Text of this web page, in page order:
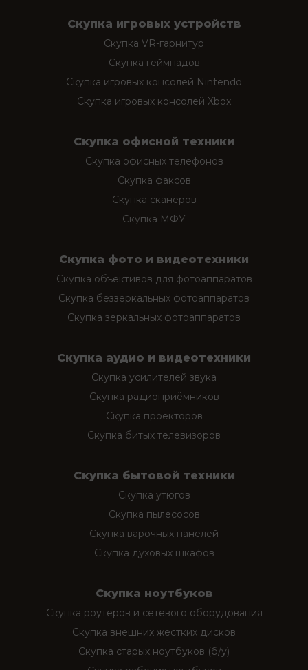
Скупка игровых устройств
Скупка VR-гарнитур
Скупка геймпадов
Скупка игровых консолей Nintendo
Скупка игровых консолей Xbox
Скупка офисной техники
Скупка офисных телефонов
Скупка факсов
Скупка сканеров
Скупка МФУ
Скупка фото и видеотехники
Скупка объективов для фотоаппаратов
Скупка беззеркальных фотоаппаратов
Скупка зеркальных фотоаппаратов
Скупка аудио и видеотехники
Скупка усилителей звука
Скупка радиоприёмников
Скупка проекторов
Скупка битых телевизоров
Скупка бытовой техники
Скупка утюгов
Скупка пылесосов
Скупка варочных панелей
Скупка духовых шкафов
Скупка ноутбуков
Скупка роутеров и сетевого оборудования
Скупка внешних жестких дисков
Скупка старых ноутбуков (б/у)